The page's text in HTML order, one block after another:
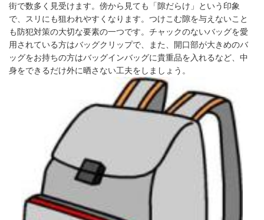
街で数多く見受けます。傍から見ても「隙だらけ」という印象
で、スリにも狙われやすくなります。つけこむ隙を与えないこと
も防犯対策の大切な要素の一つです。チャックのないバッグを愛
用されている方はバッグクリップで、また、開口部が大きめのバ
ッグをお持ちの方はバッグインバッグに貴重品を入れるなど、中
身をできるだけ外に晒さない工夫をしましょう。